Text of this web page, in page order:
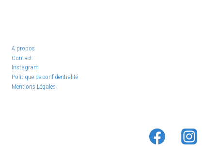
A propos
Contact
Instagram
Politique de confidentialité
Mentions Légales